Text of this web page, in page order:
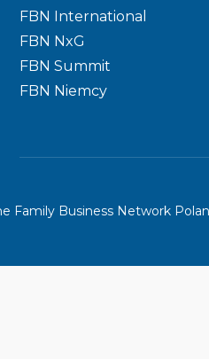
FBN International
FBN NxG
FBN Summit
FBN Niemcy
Family Business Network